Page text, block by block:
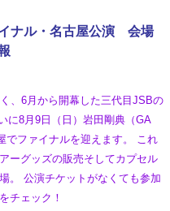
ナル・名古屋公演 会場
、6月から開幕した三代目JSBの
に8月9日（日）岩田剛典（GA
でファイナルを迎えます。 これ
ーグッズの販売そしてカプセル
。 公演チケットがなくても参加
チェック！